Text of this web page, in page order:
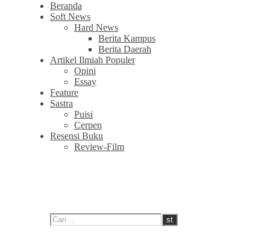
Beranda
Soft News
Hard News
Berita Kampus
Berita Daerah
Artikel Ilmiah Populer
Opini
Essay
Feature
Sastra
Puisi
Cerpen
Resensi Buku
Review-Film